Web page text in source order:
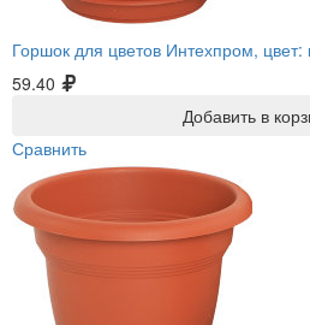
Горшок для цветов Интехпром,
59.40
Добавить в
Сравнить